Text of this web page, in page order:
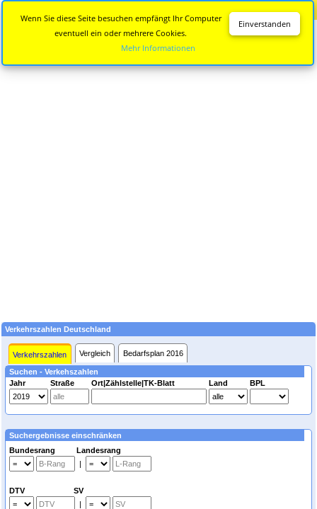
Verkehrszahlen Deutschland
Verkehrszahlen Vergleich Bedarfsplan 2016
Suchen - Verkehszahlen
Jahr
Straße Ort|Zählstelle|TK-Blatt Land BPL
Suchergebnisse einschränken
Bundesrang Landesrang
|
DTV SV
|
Einverstanden
Wenn Sie diese Seite besuchen empfängt Ihr Computer
eventuell ein oder mehrere Cookies.
Mehr Informationen